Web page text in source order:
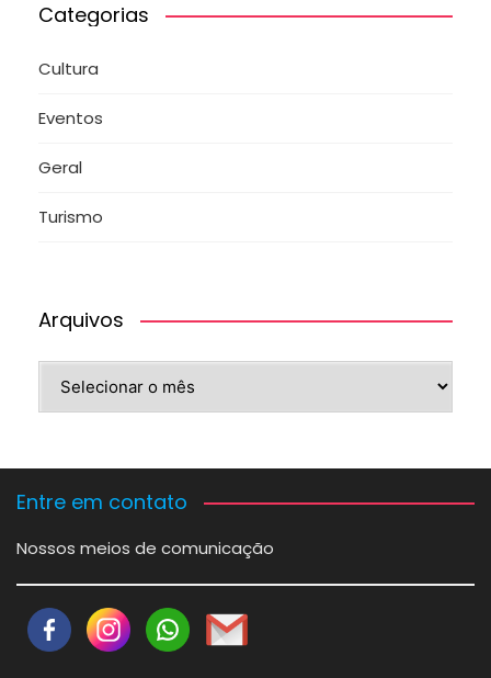
Categorias
Cultura
Eventos
Geral
Turismo
Arquivos
Entre em contato
Nossos meios de comunicação